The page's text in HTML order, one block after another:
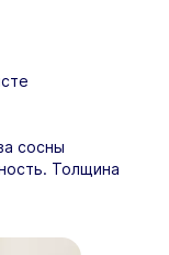
сосны
Толщина